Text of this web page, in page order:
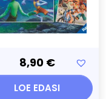
8,90 €
LOE EDASI